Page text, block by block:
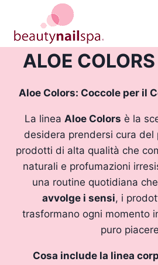
contenuto
ALOE
Aloe Colors: Coccole per il
La linea Aloe Colors è la
desidera prendersi cura del
prodotti di alta qualità che
naturali e profumazioni
una routine quotidiana che
avvolge i sensi, i
trasformano ogni momento
puro
Cosa include la linea